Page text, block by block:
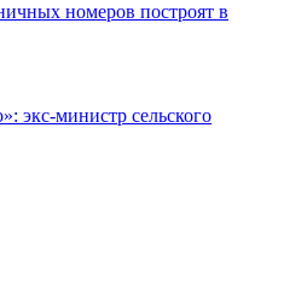
номеров построят в
экс-министр сельского